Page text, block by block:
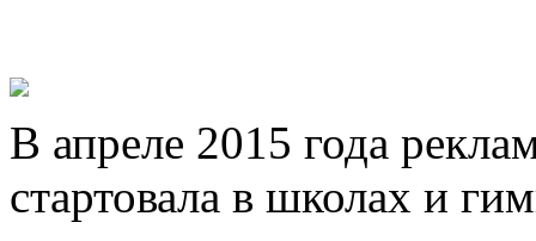
В апреле 2015 года
стартовала в школах и